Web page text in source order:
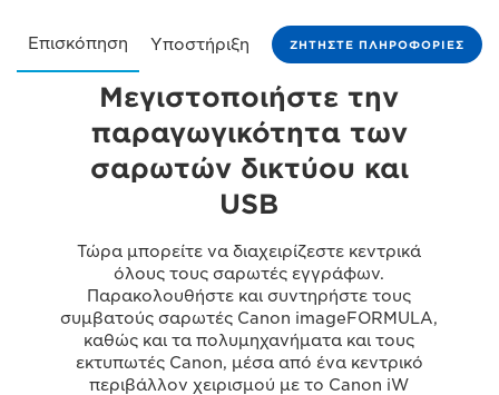
Επισκόπηση Υποστήριξη ΖΗΤΉΣΤΕ ΠΛΗΡΟΦΟΡΊΕΣ
Μεγιστοποιήστε την
παραγωγικότητα των
σαρωτών δικτύου και
USB
Τώρα μπορείτε να διαχειρίζεστε κεντρικά
όλους τους σαρωτές εγγράφων.
Παρακολουθήστε και συντηρήστε τους
συμβατούς σαρωτές Canon imageFORMULA,
καθώς και τα πολυμηχανήματα και τους
εκτυπωτές Canon, μέσα από ένα κεντρικό
περιβάλλον χειρισμού με το Canon iW